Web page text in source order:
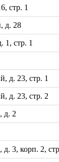
стр. 1
д. 28
1, стр. 1
д. 23, стр. 1
д. 23, стр. 2
д. 2
3, корп. 2,